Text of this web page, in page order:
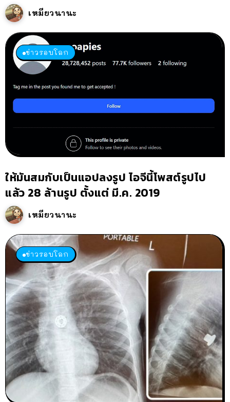
เหมียวนานะ
ข่าวรอบโลก
ให้มันสมกับเป็นแอปลงรูป ไอจีนี้โพสต์รูปไป
แล้ว 28 ล้านรูป ตั้งแต่ มี.ค. 2019
เหมียวนานะ
ข่าวรอบโลก